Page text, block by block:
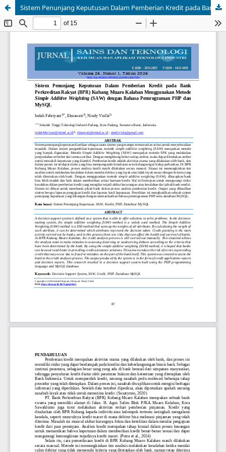
Sistem Penunjang Keputusan Dalam Pemberian Kredit pada Bank Perkreditan Rakyat (BPR) Kubang Muaro Kalaban Menggunakan Metode Simple Additive Weighting (SAW) dengan Bahasa Pemrograman PHP dan MySQL